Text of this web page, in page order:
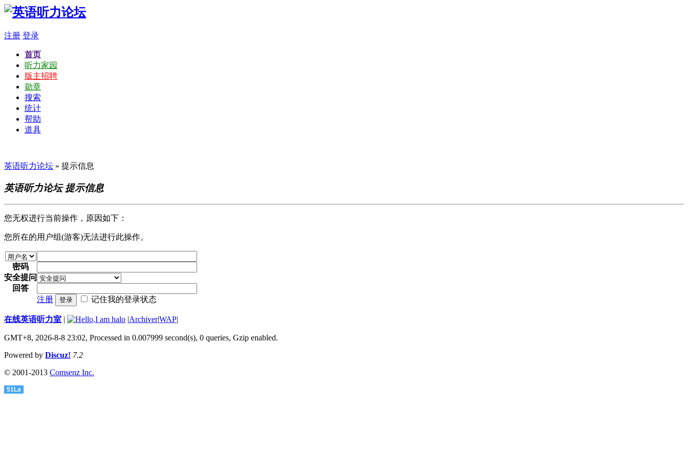
注册 登录
首页
听力家园
版主招聘
勋章
搜索
统计
帮助
道具
英语听力论坛 » 提示信息
英语听力论坛 提示信息
您无权进行当前操作，原因如下：
您所在的用户组(游客)无法进行此操作。
密码
安全提问
回答
注册
登录 记住我的登录状态
在线英语听力室 | |Archiver|WAP|
GMT+8, 2026-8-8 23:02, Processed in 0.007999 second(s), 0 queries, Gzip enabled.
Powered by Discuz! 7.2
© 2001-2013 Comsenz Inc.
51La